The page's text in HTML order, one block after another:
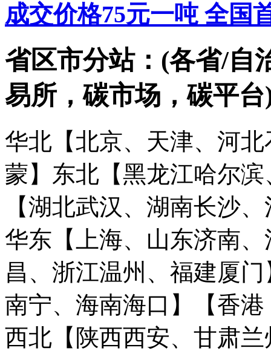
成交价格75元一吨 全国
省区市分站：(各省/自
易所，碳市场，碳平台
华北【北京、天津、河
蒙】 东北【黑龙江哈尔
【湖北武汉、湖南长沙
华东【上海、山东济南
昌、浙江温州、福建厦门
南宁、海南海口】
【香
西北【陕西西安、甘肃